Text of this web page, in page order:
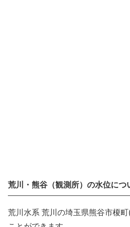
荒川・熊谷（観測所）の水位につ
荒川水系 荒川の埼玉県熊谷市榎